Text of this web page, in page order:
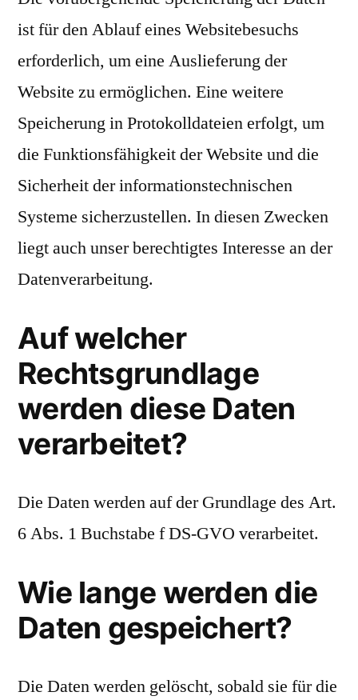
ist für den Ablauf eines Websitebesuchs
erforderlich, um eine Auslieferung der
Website zu ermöglichen. Eine weitere
Speicherung in Protokolldateien erfolgt, um
die Funktionsfähigkeit der Website und die
Sicherheit der informationstechnischen
Systeme sicherzustellen. In diesen Zwecken
liegt auch unser berechtigtes Interesse an der
Datenverarbeitung.
Auf welcher
Rechtsgrundlage
werden diese Daten
verarbeitet?
Die Daten werden auf der Grundlage des Art.
6 Abs. 1 Buchstabe f DS-GVO verarbeitet.
Wie lange werden die
Daten gespeichert?
Die Daten werden gelöscht, sobald sie für die